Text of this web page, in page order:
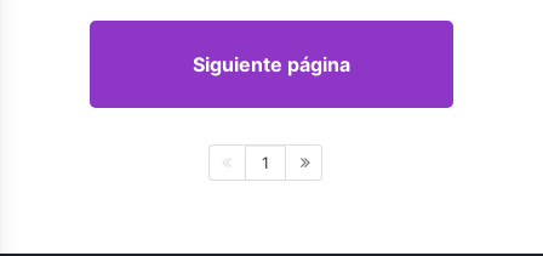
Siguiente página
1